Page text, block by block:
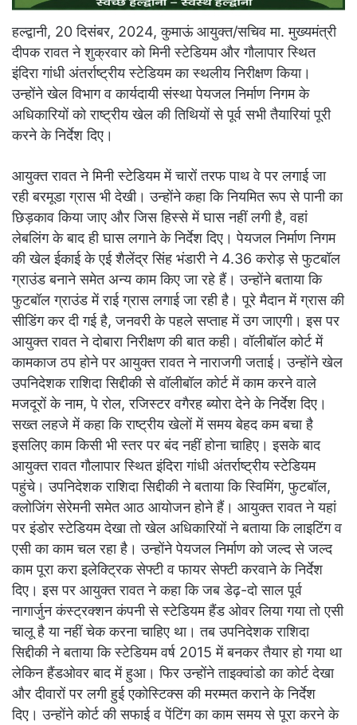
हल्द्वानी, 20 दिसंबर, 2024, कुमाऊं आयुक्त/सचिव मा. मुख्यमंत्री
दीपक रावत ने शुक्रवार को मिनी स्टेडियम और गौलापार स्थित
इंदिरा गांधी अंतर्राष्ट्रीय स्टेडियम का स्थलीय निरीक्षण किया।
उन्होंने खेल विभाग व कार्यदायी संस्था पेयजल निर्माण निगम के
अधिकारियों को राष्ट्रीय खेल की तिथियों से पूर्व सभी तैयारियां पूरी
करने के निर्देश दिए।
आयुक्त रावत ने मिनी स्टेडियम में चारों तरफ पाथ वे पर लगाई जा
रही बरमूडा ग्रास भी देखी। उन्होंने कहा कि नियमित रूप से पानी का
छिड़काव किया जाए और जिस हिस्से में घास नहीं लगी है, वहां
लेबलिंग के बाद ही घास लगाने के निर्देश दिए। पेयजल निर्माण निगम
की खेल ईकाई के एई शैलेंद्र सिंह भंडारी ने 4.36 करोड़ से फुटबॉल
ग्राउंड बनाने समेत अन्य काम किए जा रहे हैं। उन्होंने बताया कि
फुटबॉल ग्राउंड में राई ग्रास लगाई जा रही है। पूरे मैदान में ग्रास की
सीडिंग कर दी गई है, जनवरी के पहले सप्ताह में उग जाएगी। इस पर
आयुक्त रावत ने दोबारा निरीक्षण की बात कही। वॉलीबॉल कोर्ट में
कामकाज ठप होने पर आयुक्त रावत ने नाराजगी जताई। उन्होंने खेल
उपनिदेशक राशिदा सिद्दीकी से वॉलीबॉल कोर्ट में काम करने वाले
मजदूरों के नाम, पे रोल, रजिस्टर वगैरह ब्योरा देने के निर्देश दिए।
सख्त लहजे में कहा कि राष्ट्रीय खेलों में समय बेहद कम बचा है
इसलिए काम किसी भी स्तर पर बंद नहीं होना चाहिए। इसके बाद
आयुक्त रावत गौलापार स्थित इंदिरा गांधी अंतर्राष्ट्रीय स्टेडियम
पहुंचे। उपनिदेशक राशिदा सिद्दीकी ने बताया कि स्विमिंग, फुटबॉल,
क्लोजिंग सेरेमनी समेत आठ आयोजन होने हैं। आयुक्त रावत ने यहां
पर इंडोर स्टेडियम देखा तो खेल अधिकारियों ने बताया कि लाइटिंग व
एसी का काम चल रहा है। उन्होंने पेयजल निर्माण को जल्द से जल्द
काम पूरा करा इलेक्ट्रिक सेफ्टी व फायर सेफ्टी करवाने के निर्देश
दिए। इस पर आयुक्त रावत ने कहा कि जब डेढ़-दो साल पूर्व
नागार्जुन कंस्ट्रक्शन कंपनी से स्टेडियम हैंड ओवर लिया गया तो एसी
चालू है या नहीं चेक करना चाहिए था। तब उपनिदेशक राशिदा
सिद्दीकी ने बताया कि स्टेडियम वर्ष 2015 में बनकर तैयार हो गया था
लेकिन हैंडओवर बाद में हुआ। फिर उन्होंने ताइक्वांडो का कोर्ट देखा
और दीवारों पर लगी हुई एकोस्टिक्स की मरम्मत कराने के निर्देश
दिए। उन्होंने कोर्ट की सफाई व पेंटिंग का काम समय से पूरा करने के